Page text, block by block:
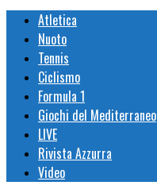
Atletica
Nuoto
Tennis
Ciclismo
Formula 1
Giochi del Mediterraneo
LIVE
Rivista Azzurra
Video